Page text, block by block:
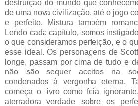
destruição do mundo que
de uma nova civilização, até o jogo
e perfeito. Mistura também
Lendo cada capítulo, somos
o que consideramos perfeição, e o
esse ideal. Os personagens de
longe, passam por cima de tudo e
não são sequer aceitos na
condenados à vergonha eterna.
começa o livro como feia
aterradora verdade sobre os